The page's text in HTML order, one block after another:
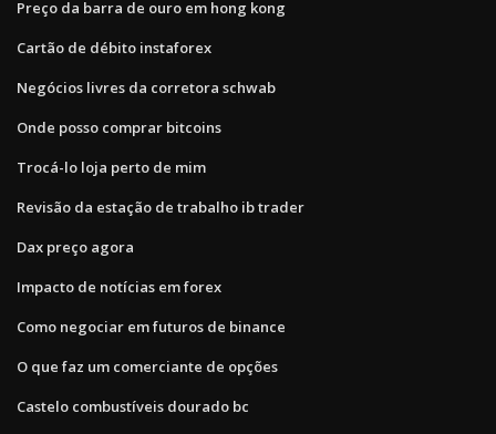
Preço da barra de ouro em hong kong
Cartão de débito instaforex
Negócios livres da corretora schwab
Onde posso comprar bitcoins
Trocá-lo loja perto de mim
Revisão da estação de trabalho ib trader
Dax preço agora
Impacto de notícias em forex
Como negociar em futuros de binance
O que faz um comerciante de opções
Castelo combustíveis dourado bc